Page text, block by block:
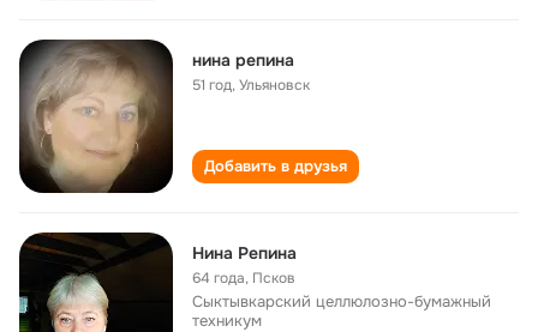
нина репина
51 год,Ульяновск
Добавить в друзья
Нина Репина
64 года, Псков
Сыктывкарский целлюлозно-бумажный
техникум